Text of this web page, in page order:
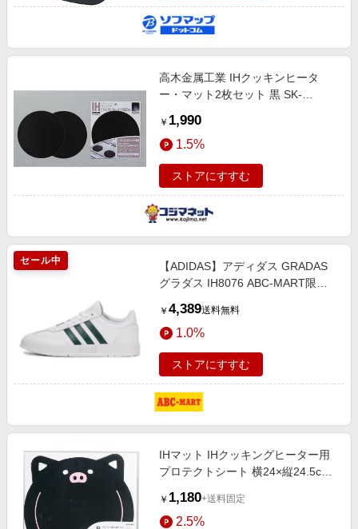
高木金属工業 IHクッキンヒータ
ー・マット2枚セット 黒 SK-
￥ 1,990
1.5%
ストアにすすむ
セール中
【ADIDAS】アディダス GRADAS
グラダス IH8076 ABC-MART限定
ト
￥ 4,389送料無料
1.0%
ストアにすすむ
IHマット IHクッキングヒーター用
プロテクトシート 横24×縦24.5cm
￥ 1,180+送料固定
2.5%